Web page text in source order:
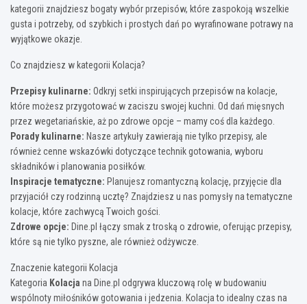
kategorii znajdziesz bogaty wybór przepisów, które zaspokoją wszelkie
gusta i potrzeby, od szybkich i prostych dań po wyrafinowane potrawy na
wyjątkowe okazje.
Co znajdziesz w kategorii Kolacja?
Przepisy kulinarne: Odkryj setki inspirujących przepisów na kolacje,
które możesz przygotować w zaciszu swojej kuchni. Od dań mięsnych
przez wegetariańskie, aż po zdrowe opcje – mamy coś dla każdego.
Porady kulinarne: Nasze artykuły zawierają nie tylko przepisy, ale
również cenne wskazówki dotyczące technik gotowania, wyboru
składników i planowania posiłków.
Inspiracje tematyczne: Planujesz romantyczną kolację, przyjęcie dla
przyjaciół czy rodzinną ucztę? Znajdziesz u nas pomysły na tematyczne
kolacje, które zachwycą Twoich gości.
Zdrowe opcje: Dine.pl łączy smak z troską o zdrowie, oferując przepisy,
które są nie tylko pyszne, ale również odżywcze.
Znaczenie kategorii Kolacja
Kategoria Kolacja na Dine.pl odgrywa kluczową rolę w budowaniu
wspólnoty miłośników gotowania i jedzenia. Kolacja to idealny czas na